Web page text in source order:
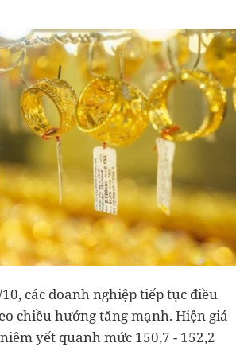
các doanh nghiệp tiếp tục điều
chiều hướng tăng mạnh. Hiện giá
yết quanh mức 150,7 - 152,2